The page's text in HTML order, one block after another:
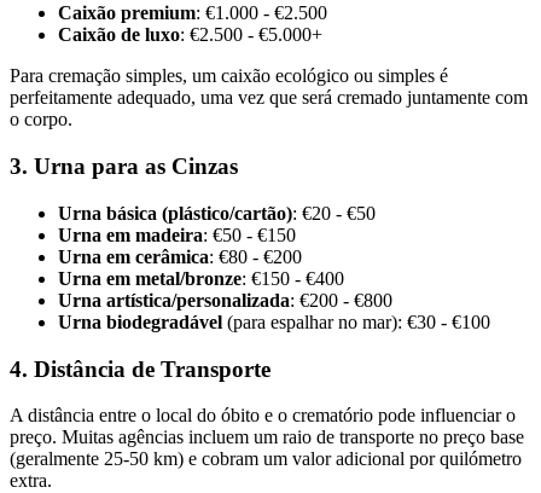
Caixão premium: €1.000 - €2.500
Caixão de luxo: €2.500 - €5.000+
Para cremação simples, um caixão ecológico ou simples é
perfeitamente adequado, uma vez que será cremado juntamente com
o corpo.
3. Urna para as Cinzas
Urna básica (plástico/cartão): €20 - €50
Urna em madeira: €50 - €150
Urna em cerâmica: €80 - €200
Urna em metal/bronze: €150 - €400
Urna artística/personalizada: €200 - €800
Urna biodegradável (para espalhar no mar): €30 - €100
4. Distância de Transporte
A distância entre o local do óbito e o crematório pode influenciar o
preço. Muitas agências incluem um raio de transporte no preço base
(geralmente 25-50 km) e cobram um valor adicional por quilómetro
extra.